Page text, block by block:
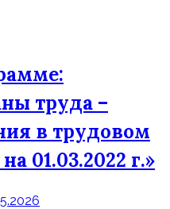
труда –
в трудовом
01.03.2022 г.»